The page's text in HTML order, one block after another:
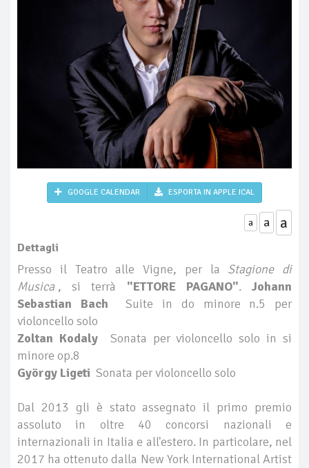
GOOGLE CALENDAR ESPORTA IN APPLE ICAL
a a a
Dettagli
Presso il Teatro alle Vigne, per la Stagione di
Musica , si terrà "ETTORE PAGANO".Johann
Sebastian BachSuite in do minore n.5 per
violoncello solo
Zoltan Kodaly Sonata per violoncello solo in si
minore op.8
György Ligeti Sonata per violoncello solo
Dal 2013 gli è stato assegnato il primo premio
assoluto in oltre 40 concorsi nazionali e
internazionali in Italia e all'estero. In particolare, nel
2017 ha ottenuto dalla New York International Artist